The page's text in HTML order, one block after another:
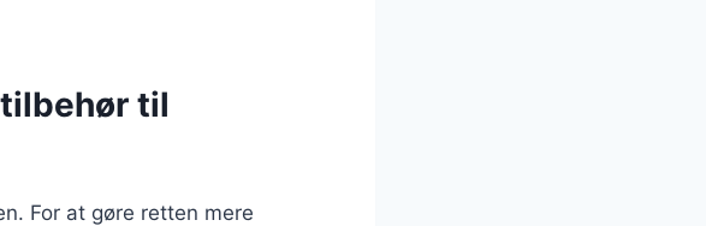
til
For at gøre retten mere